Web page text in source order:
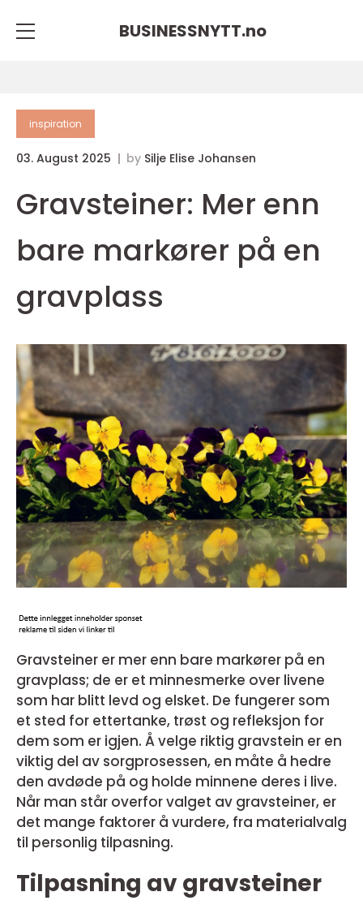
BUSINESSNYTT.no
inspiration
03. August 2025 by Silje Elise Johansen
Gravsteiner: Mer enn
bare markører på en
gravplass
Gravsteiner er mer enn bare markører på en
gravplass; de er et minnesmerke over livene
som har blitt levd og elsket. De fungerer som
et sted for ettertanke, trøst og refleksjon for
dem som er igjen. Å velge riktig gravstein er en
viktig del av sorgprosessen, en måte å hedre
den avdøde på og holde minnene deres i live.
Når man står overfor valget av gravsteiner, er
det mange faktorer å vurdere, fra materialvalg
til personlig tilpasning.
Tilpasning av gravsteiner